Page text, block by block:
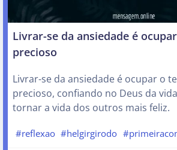
Livrar-se da ansiedade é
precioso
Livrar-se da ansiedade é ocupar o
precioso, confiando no Deus da
tornar a vida dos outros mais feliz.
#reflexao #helgirgirodo